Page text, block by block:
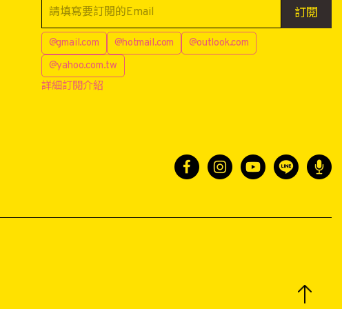
訂閱
@gmail.com @hotmail.com
@outlook.com
@yahoo.com.tw
詳細訂閱介紹